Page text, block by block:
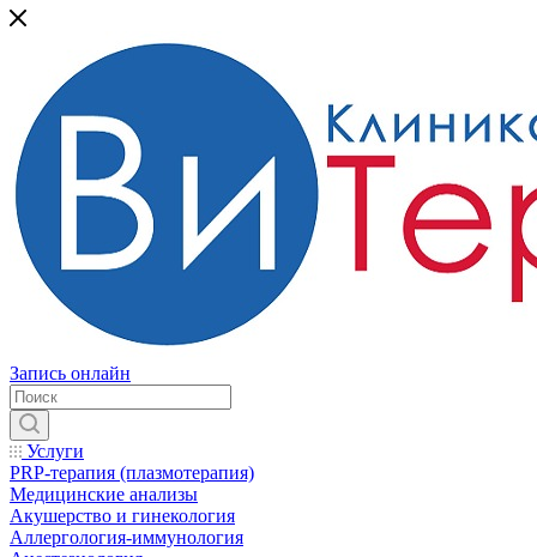
Запись онлайн
Услуги
PRP-терапия (плазмотерапия)
Медицинские анализы
Акушерство и гинекология
Аллергология-иммунология